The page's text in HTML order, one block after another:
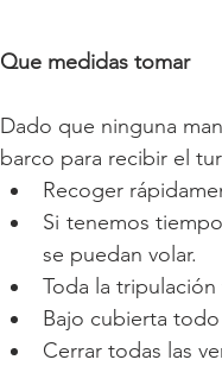
Que medidas tomar
Dado que ninguna
barco para recibir el
Recoger
Si tenemos
se puedan volar.
Toda la
Bajo cubierta
Cerrar todas las